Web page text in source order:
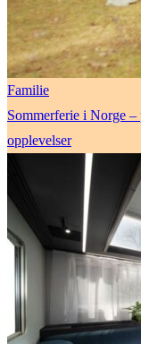
Familie
Sommerferie i Norge
opplevelser